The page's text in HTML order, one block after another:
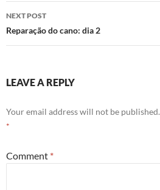
NEXT POST
Reparação do cano: dia 2
LEAVE A REPLY
Your email address will not be published.
*
Comment *